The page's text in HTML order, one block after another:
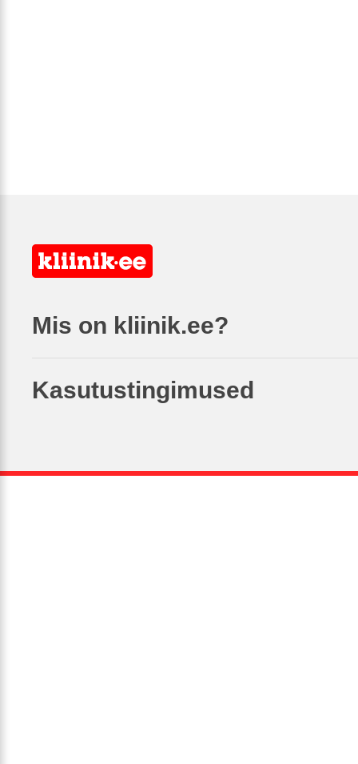
Mis on kliinik.ee?
Kasutustingimused